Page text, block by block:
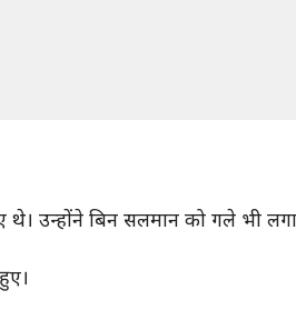
उन्होंने बिन सलमान को गले भी